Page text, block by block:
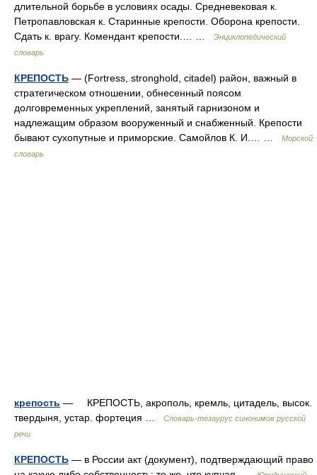
длительной борьбе в условиях осады. Средневековая к.
Петропавловская к. Старинные крепости. Оборона крепости.
Сдать к. врагу. Комендант крепости.… …
Энциклопедический
словарь
КРЕПОСТЬ — (Fortress, stronghold, citadel) район, важный в
стратегическом отношении, обнесенный поясом
долговременных укреплений, занятый гарнизоном и
надлежащим образом вооруженный и снабженный. Крепости
бывают сухопутные и приморские. Самойлов К. И.… …
Морской
словарь
крепость — КРЕПОСТЬ, акрополь, кремль, цитадель, высок.
твердыня, устар. фортеция …
Словарь-тезаурус синонимов русской
речи
КРЕПОСТЬ — в России акт (документ), подтверждающий право